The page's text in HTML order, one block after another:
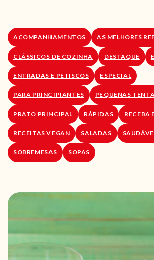
ACOMPANHAMENTOS AS MELHORES
CLÁSSICOS DE COZINHA DESTAQUE
ENTRADAS E PETISCOS ESPECIAL
PARA PRINCIPIANTES PEQUENAS
PRATO PRINCIPAL RÁPIDAS RECEBA
RECEITAS VEGAN SALADAS
SOBREMESAS SOPAS